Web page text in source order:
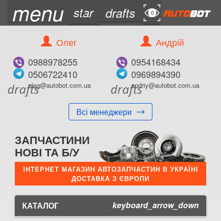
menu star
0 drafts 0
Олег
0988978255
0506722410
draftsoleg@autobot.com.ua
Всі менеджери
Андрій
0954168434
0969894390
draftsandriy@autobot.com.ua
ЗАПЧАСТИНИ
НОВІ ТА Б/У
ІНТЕРНЕТ МАГАЗИН АВТОЗАПЧАСТИН В УКРАЇНІ
ДОСТАВКА З ЄВРОПИ
КАТАЛОГ
keyboard_arrow_down